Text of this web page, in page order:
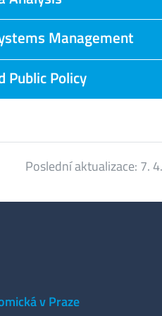
Management
Public Policy
Poslední aktualizace: 7.
v Praze